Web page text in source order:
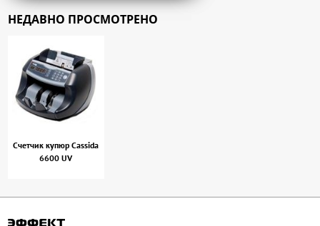
НЕДАВНО ПРОСМОТРЕНО
Счетчик купюр Cassida
6600 UV